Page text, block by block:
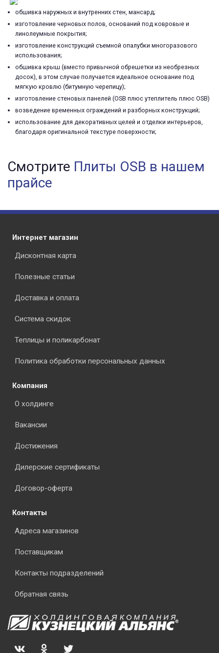
обшивка наружных и внутренних стен, мансард;
изготовление черновых полов, оснований под ковровые и
линолеумные покрытия;
изготовление конструкций съемной опалубки многоразового
использования;
обшивка крыш (вместо привычной обрешетки из необрезных
досок), в этом случае получается идеальное основание под
мягкую кровлю (битумную черепицу);
изготовление стеновых панелей (OSB плюс утеплитель плюс OSB)
возведение временных ограждений и разборных конструкций;
использование для декоративных целей и отделки интерьеров,
благодаря оригинальной текстуре поверхности;
Смотрите Плиты OSB в нашем
прайсе
Интернет магазин
Дисконтная карта
Полезные статьи
Доставка и оплата
Система скидок
Теплицы и поликарбонат
Политика обработки персональных данных
Компания
О холдинге
Вакансии
Достижения
Дилерские сертификаты
Договор-оферта
Контакты
Адреса магазинов
Поставщикам
Контакты подразделений
Обратная связь